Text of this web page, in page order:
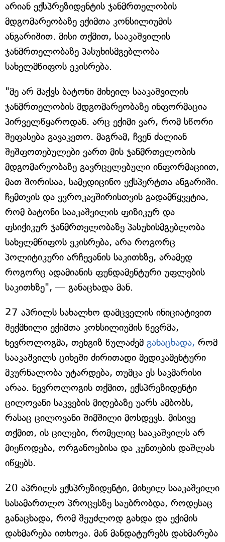
არიან ექსპრეზიდენტის ჯანმრთელობის
მდგომარეობაზე ექიმთა კონსილიუმის
ანგარიშით. მისი თქმით, სააკაშვილის
ჯანმრთელობაზე პასუხისმგებლობა
სახელმწიფოს ეკისრება.
"მე არ მაქვს ბატონი მიხეილ სააკაშვილის
ჯანმრთელობის მდგომარეობაზე ინფორმაცია
პირველწყაროდან. არც ექიმი ვარ, რომ სწორი
შეფასება გავაკეთო. მაგრამ, ჩვენ ძალიან
შეშფოთებულები ვართ მის ჯანმრთელობის
მდგომარეობაზე გავრცელებული ინფორმაციით,
მათ შორისაა, სამედიცინო ექსპერტთა ანგარიში.
ჩემთვის და ევროკავშირისთვის გადამწყვეტია,
რომ ბატონი სააკაშვილის ფიზიკურ და
ფსიქიკურ ჯანმრთელობაზე პასუხისმგებლობა
სახელმწიფოს ეკისრება, არა როგორც
პოლიტიკური არჩევანის საკითხზე, არამედ
როგორც ადამიანის ფუნდამენტური უფლების
საკითხზე", — განაცხადა მან.
27 აპრილს სახალხო დამცველის ინიციატივით
შექმნილი ექიმთა კონსილიუმის წევრმა,
ნევროლოგმა, თენგიზ წულაძემ განაცხადა, რომ
სააკაშვილს ციხეში ძირითადი მედიკამენტური
მკურნალობა უტარდება, თუმცა ეს საკმარისი
არაა. ნევროლოგის თქმით, ექსპრეზიდენტი
ცილოვანი საკვების მიღებაზე უარს ამბობს,
რასაც ცილოვანი შიმშილი მოსდევს. მისივე
თქმით, ის ცილები, რომელიც სააკაშვილს არ
მიეწოდება, ორგანოებისა და კუნთების დაშლას
იწყებს.
20 აპრილს ექსპრეზიდენტი, მიხეილ სააკაშვილი
სასამართლო პროცესზე საუბრობდა, როდესაც
განაცხადა, რომ შეუძლოდ გახდა და ექიმის
დახმარება ითხოვა. მან მანდატურებს დახმარება